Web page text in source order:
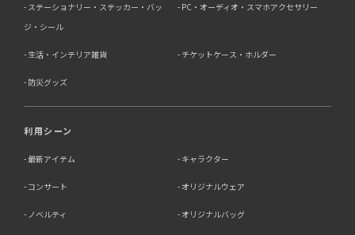
ステーショナリー・ステッカー・バッ
ジ・シール
PC・オーディオ・スマホアクセサリー
生活・インテリア雑貨 チケットケース・ホルダー
防災グッズ
利用シーン
最新アイテム キャラクター
コンサート オリジナルウェア
ノベルティ オリジナルバッグ